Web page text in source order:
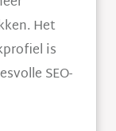
Het
is
SEO-